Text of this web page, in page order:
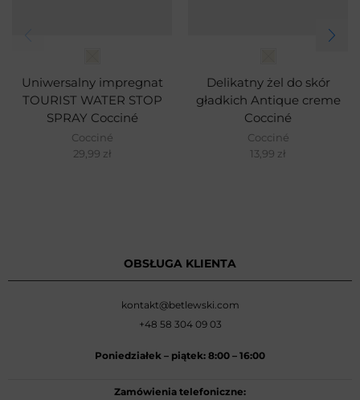
Uniwersalny impregnat
TOURIST WATER STOP
SPRAY Cocciné
Cocciné
29,99 zł
Delikatny żel do skór
gładkich Antique creme
Cocciné
Cocciné
13,99 zł
OBSŁUGA KLIENTA
kontakt@betlewski.com
+48 58 304 09 03
Poniedziałek – piątek: 8:00 – 16:00
Zamówienia telefoniczne: